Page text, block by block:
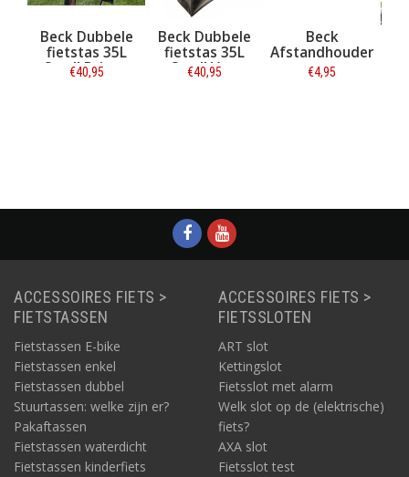
Dubbele
35L
Drippy
Beck Dubbele
fietstas 35L
Small Veg
Beck
Afstandhouder
Cushie
ACCESSOIRES FIETS >
FIETSTASSEN
Fietstassen E-bike
Fietstassen enkel
Fietstassen dubbel
Stuurtassen: welke zijn er?
Pakaftassen
Fietstassen waterdicht
Fietstassen kinderfiets
ACCESSOIRES FIETS >
FIETSSLOTEN
ART slot
Kettingslot
Fietsslot met alarm
Welk slot op de (elektrische)
fiets?
AXA slot
Fietsslot test